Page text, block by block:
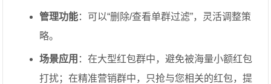
管理功能：可以“删除/查看单群过滤”，灵活调整策
略。
场景应用 ：在大型红包群中，避免被海量小额红包
打扰；在精准营销群中，只抢与您相关的红包，提